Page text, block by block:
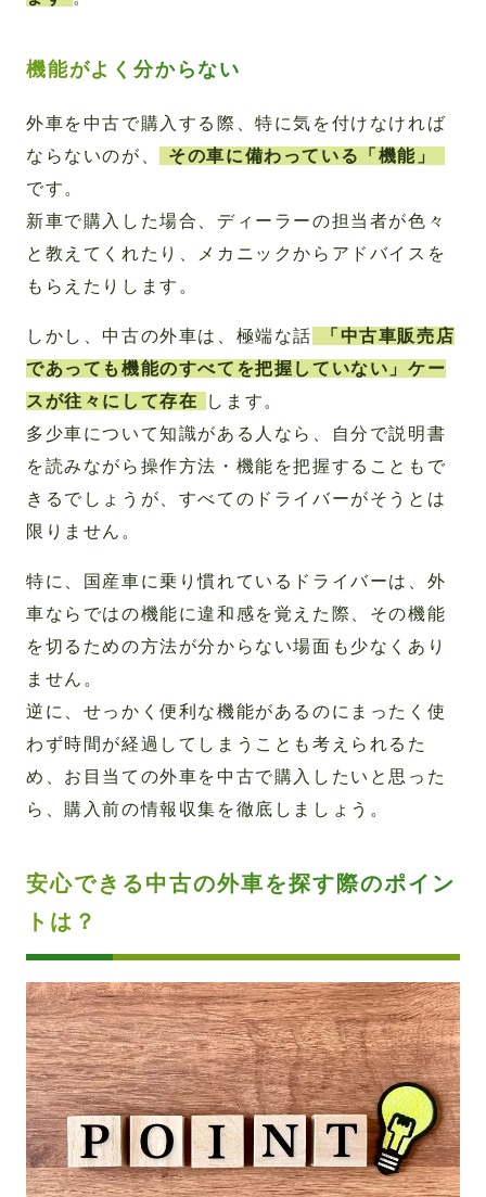
機能がよく分からない
外車を中古で購入する際、特に気を付けなければ
ならないのが、
その車に備わっている「機能」
です。
新車で購入した場合、ディーラーの担当者が色々
と教えてくれたり、メカニックからアドバイスを
もらえたりします。
しかし、中古の外車は、極端な話
「中古車販売店
であっても機能のすべてを把握していない」ケー
スが往々にして存在
します。
多少車について知識がある人なら、自分で説明書
を読みながら操作方法・機能を把握することもで
きるでしょうが、すべてのドライバーがそうとは
限りません。
特に、国産車に乗り慣れているドライバーは、外
車ならではの機能に違和感を覚えた際、その機能
を切るための方法が分からない場面も少なくあり
ません。
逆に、せっかく便利な機能があるのにまったく使
わず時間が経過してしまうことも考えられるた
め、お目当ての外車を中古で購入したいと思った
ら、購入前の情報収集を徹底しましょう。
安心できる中古の外車を探す際のポイン
トは？